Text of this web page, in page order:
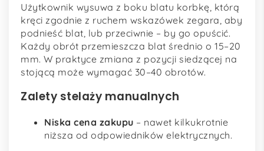
Użytkownik wysuwa z boku blatu korbkę, którą
kręci zgodnie z ruchem wskazówek zegara, aby
podnieść blat, lub przeciwnie – by go opuścić.
Każdy obrót przemieszcza blat średnio o 15–20
mm. W praktyce zmiana z pozycji siedzącej na
stojącą może wymagać 30–40 obrotów.
Zalety stelaży manualnych
Niska cena zakupu – nawet kilkukrotnie
niższa od odpowiedników elektrycznych.